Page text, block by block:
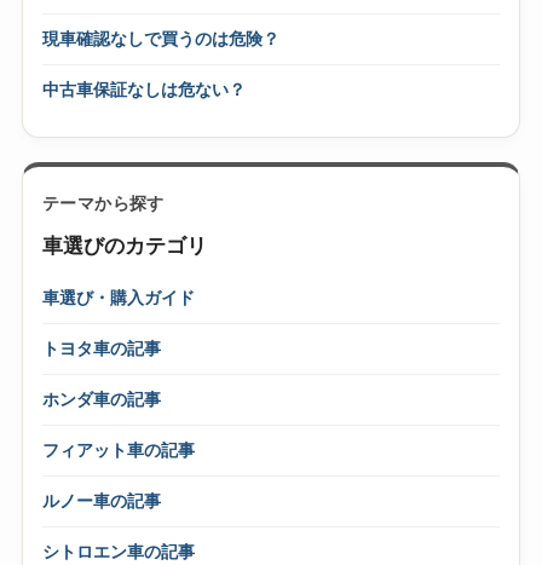
現車確認なしで買うのは危険？
中古車保証なしは危ない？
テーマから探す
車選びのカテゴリ
車選び・購入ガイド
トヨタ車の記事
ホンダ車の記事
フィアット車の記事
ルノー車の記事
シトロエン車の記事